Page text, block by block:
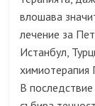
влошава
лечение за
Истанбул,
химиотерапия
В